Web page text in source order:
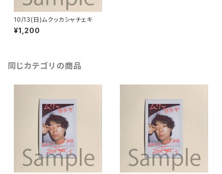
10/13(日)ムクッカシャチェキ
¥1,200
同じカテゴリの商品